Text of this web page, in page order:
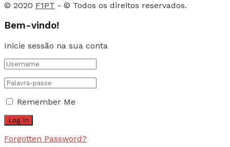
© 2020 F1PT - © Todos os direitos reservados.
Bem-vindo!
Inicie sessão na sua conta
Remember Me
Forgotten Password?